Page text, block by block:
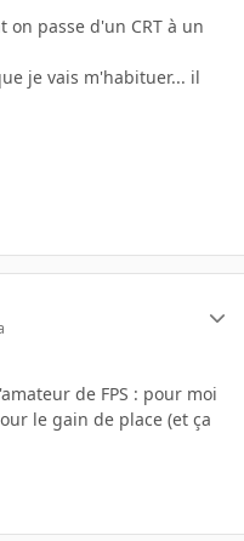
passe d'un CRT à un
je vais m'habituer... il
de FPS : pour moi
le gain de place (et ça